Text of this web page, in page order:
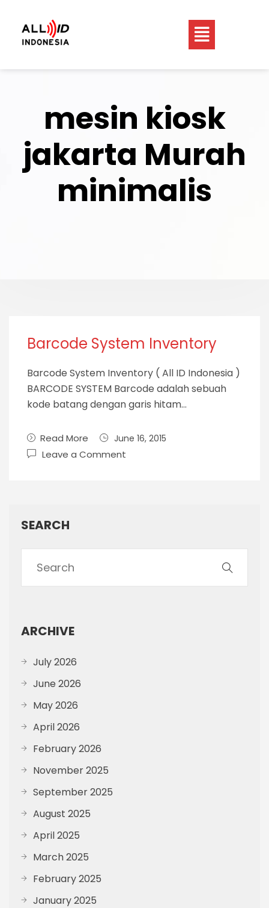
mesin kiosk
jakarta Murah
minimalis
Barcode System Inventory
Barcode System Inventory ( All ID Indonesia )
BARCODE SYSTEM Barcode adalah sebuah
kode batang dengan garis hitam…
Read More June 16, 2015
Leave a Comment
SEARCH
ARCHIVE
July 2026
June 2026
May 2026
April 2026
February 2026
November 2025
September 2025
August 2025
April 2025
March 2025
February 2025
January 2025